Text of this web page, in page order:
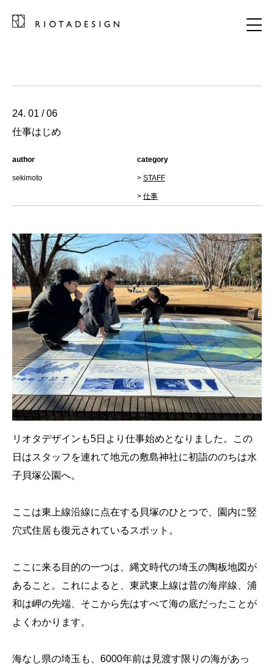
24. 01 / 06
仕事はじめ
author
sekimoto
category
> STAFF
> 仕事
リオタデザインも5日より仕事始めとなりました。この
日はスタッフを連れて地元の敷島神社に初詣ののちは水
子貝塚公園へ。
ここは東上線沿線に点在する貝塚のひとつで、園内に竪
穴式住居も復元されているスポット。
ここに来る目的の一つは、縄文時代の埼玉の陶板地図が
あること。これによると、東武東上線は昔の海岸線、浦
和は岬の先端、そこから先はすべて海の底だったことが
よくわかります。
海なし県の埼玉も、6000年前は見渡す限りの海があっ